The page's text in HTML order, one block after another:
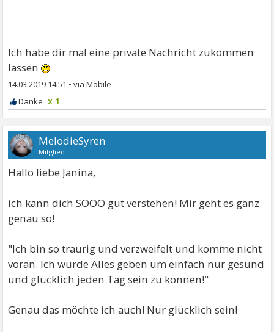
Ich habe dir mal eine private Nachricht zukommen
lassen
14.03.2019 14:51 •
x 1
MelodieSyren
Mitglied
Hallo liebe Janina,
ich kann dich SOOO gut verstehen! Mir geht es ganz
genau so!
"Ich bin so traurig und verzweifelt und komme nicht
voran. Ich würde Alles geben um einfach nur gesund
und glücklich jeden Tag sein zu können!"
Genau das möchte ich auch! Nur glücklich sein!